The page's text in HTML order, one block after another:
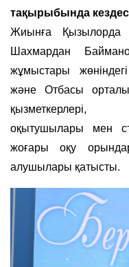
тақырыбында
Жиынға Қызылорда
Шахмардан
жұмыстары
және Отбасы
қызметкерлері,
оқытушылары мен
жоғары оқу
алушылары қатысты.